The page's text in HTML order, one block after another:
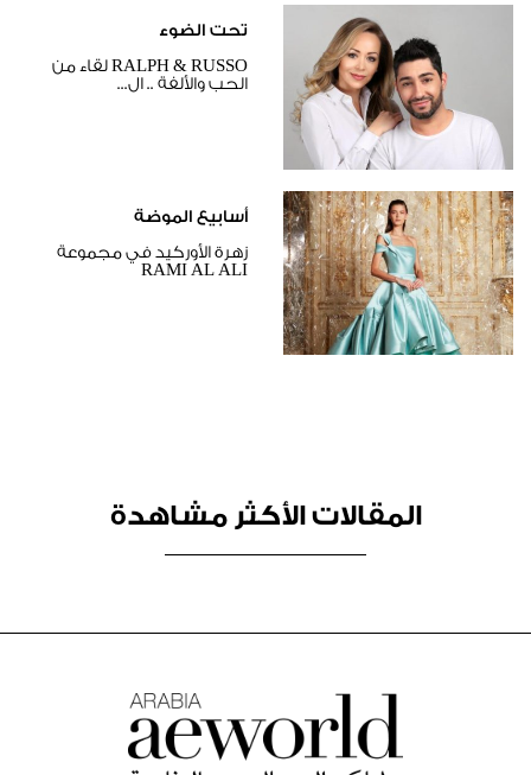
تحت الضوء
RALPH & RUSSO لقاء من
الحب والألفة .. ال...
أسابيع الموضة
زهرة الأوركيد في مجموعة
RAMI AL ALI
المقالات الأكثر مشاهدة